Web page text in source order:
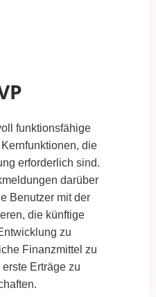
funktionsfähige
die
erforderlich sind.
darüber
Benutzer mit der
die künftige
zu
Finanzmittel zu
Erträge zu